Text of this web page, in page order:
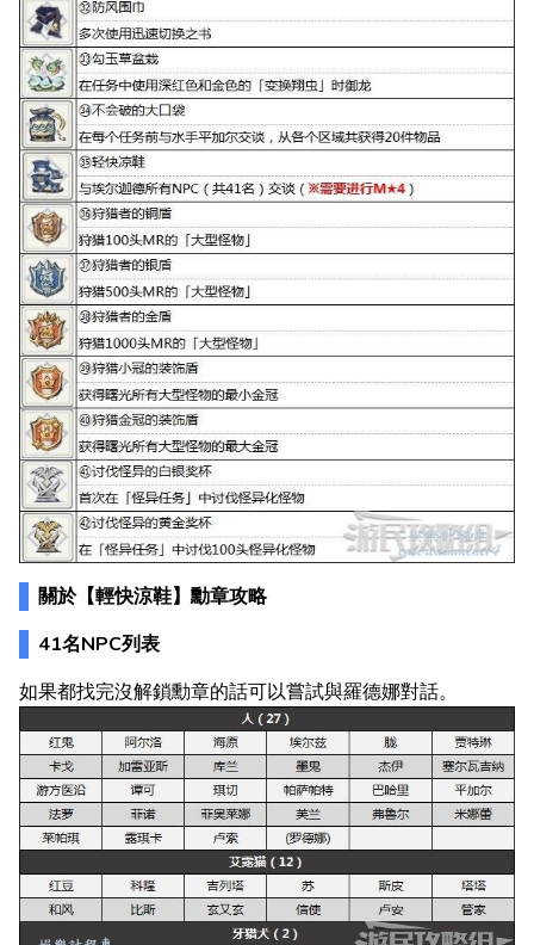
關於【輕快涼鞋】勳章攻略
41名NPC列表
如果都找完沒解鎖勳章的話可以嘗試與羅德娜對話。